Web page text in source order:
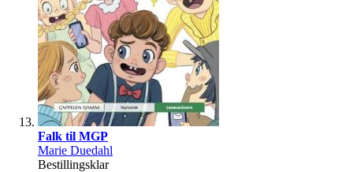
Falk til MGP
Marie Duedahl
Bestillingsklar